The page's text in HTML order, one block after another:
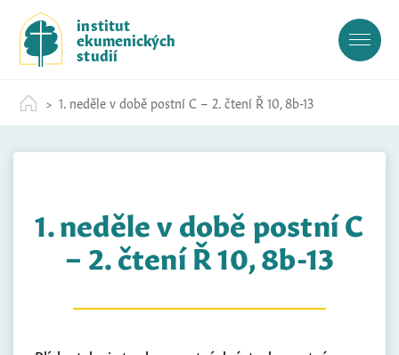
c
institut
ekumenických
studií
1. neděle v době postní C – 2. čtení Ř 10, 8b-13
1. neděle v době postní C
– 2. čtení Ř 10, 8b-13